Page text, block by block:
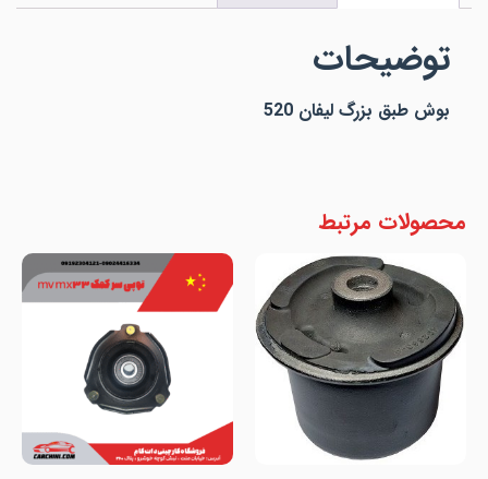
توضیحات
بوش طبق بزرگ لیفان 520
محصولات مرتبط